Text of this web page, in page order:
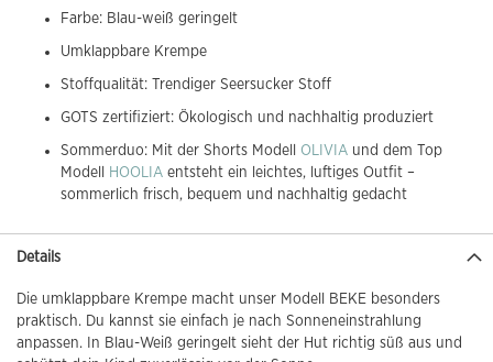
Farbe: Blau-weiß geringelt
Umklappbare Krempe
Stoffqualität: Trendiger Seersucker Stoff
GOTS zertifiziert: Ökologisch und nachhaltig produziert
Sommerduo: Mit der Shorts Modell OLIVIA und dem Top
Modell
HOOLIA entsteht ein leichtes, luftiges Outfit –
sommerlich frisch, bequem und nachhaltig gedacht
Details
Die umklappbare Krempe macht unser Modell BEKE besonders
praktisch. Du kannst sie einfach je nach Sonneneinstrahlung
anpassen. In Blau-Weiß geringelt sieht der Hut richtig süß aus und